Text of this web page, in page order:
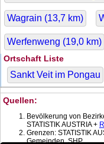
Wagrain (13,7 km)
Werfenweng (19,0 km)
Ortschaft Liste
Sankt Veit im Pongau
Quellen:
Bevölkerung von
STATISTIK AUSTRIA +
Grenzen: STATISTIK
Gemeinden, SHP